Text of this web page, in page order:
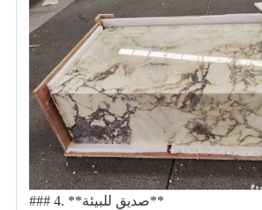
### 4. **صديق للبيئة**